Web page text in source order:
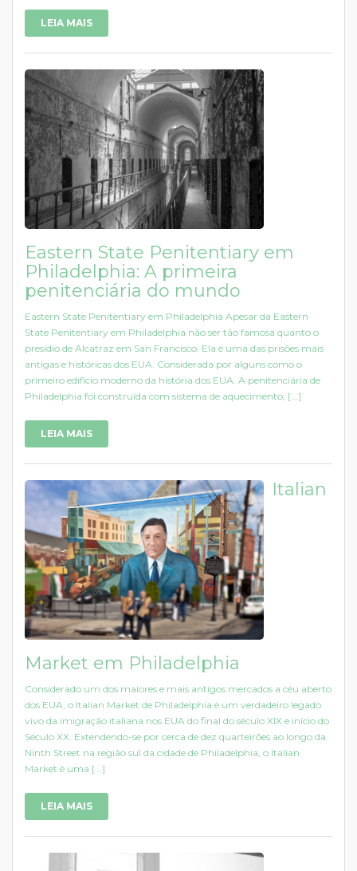
LEIA MAIS
Eastern State Penitentiary em
Philadelphia: A primeira
penitenciária do mundo
Eastern State Penitentiary em Philadelphia Apesar da Eastern
State Penitentiary em Philadelphia não ser tão famosa quanto o
presídio de Alcatraz em San Francisco. Ela é uma das prisões mais
antigas e históricas dos EUA. Considerada por alguns como o
primeiro edifício moderno da história dos EUA. A penitenciária de
Philadelphia foi construída com sistema de aquecimento, [...]
LEIA MAIS
Italian
Market em Philadelphia
Considerado um dos maiores e mais antigos mercados a céu aberto
dos EUA, o Italian Market de Philadelphia é um verdadeiro legado
vivo da imigração italiana nos EUA do final do século XIX e início do
Século XX. Extendendo-se por cerca de dez quarteirões ao longo da
Ninth Street na região sul da cidade de Philadelphia, o Italian
Market é uma [...]
LEIA MAIS